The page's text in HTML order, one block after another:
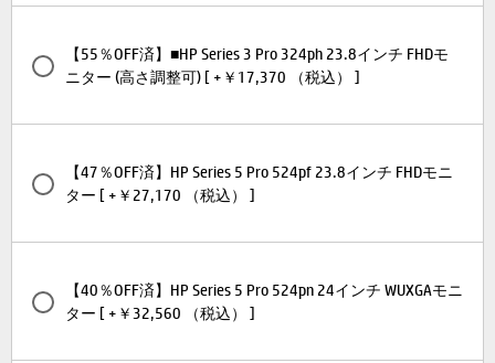
【55％OFF済】■HP Series 3 Pro 324ph 23.8インチ FHDモ
ニター (高さ調整可) [ +￥17,370 （税込） ]
【47％OFF済】HP Series 5 Pro 524pf 23.8インチ FHDモニ
ター [ +￥27,170 （税込） ]
【40％OFF済】HP Series 5 Pro 524pn 24インチ WUXGAモニ
ター [ +￥32,560 （税込） ]